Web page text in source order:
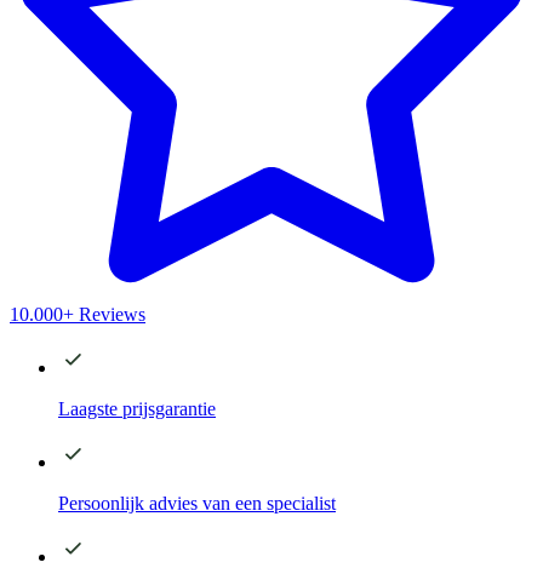
10.000+ Reviews
Laagste prijsgarantie
Persoonlijk advies van een specialist